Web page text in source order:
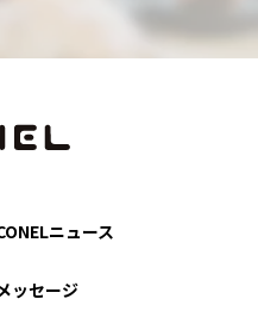
ニュース
ッセージ